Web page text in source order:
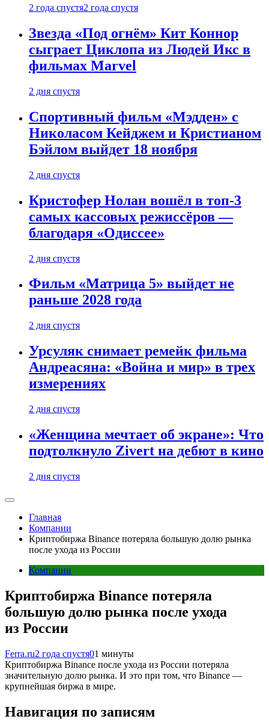
2 года спустя2 года спустя
Звезда «Под огнём» Кит Коннор
сыграет Циклопа из Людей Икс в
фильмах Marvel
2 дня спустя
Спортивный фильм «Мэдден» с
Николасом Кейджем и Кристианом
Бэйлом выйдет 18 ноября
2 дня спустя
Кристофер Нолан вошёл в топ-3
самых кассовых режиссёров —
благодаря «Одиссее»
2 дня спустя
Фильм «Матрица 5» выйдет не
раньше 2028 года
2 дня спустя
Урсуляк снимает ремейк фильма
Андреасяна: «Война и мир» в трех
измерениях
2 дня спустя
«Женщина мечтает об экране»: Что
подтолкнуло Zivert на дебют в кино
2 дня спустя
Главная
Компании
Криптобиржа Binance потеряла большую долю рынка
после ухода из России
Компании
Криптобиржа Binance потеряла
большую долю рынка после ухода
из России
Ferra.ru2 года спустя01 минуты
Криптобиржа Binance после ухода из России потеряла
значительную долю рынка. И это при том, что Binance —
крупнейшая биржа в мире.
Навигация по записям